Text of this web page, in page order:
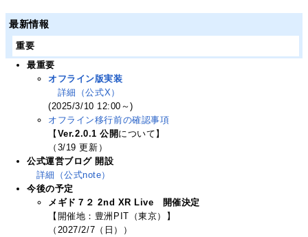
最新情報
重要
最重要
オフライン版実装
詳細（公式X）
(2025/3/10 12:00～)
オフライン移行前の確認事項
【 Ver.2.0.1 公開 について】
（3/19 更新）
公式運営ブログ 開設
詳細（公式note）
今後の予定
メギド７２ 2nd XR Live 開催決定
【開催地：豊洲PIT（東京）】
（2027/2/7（日））